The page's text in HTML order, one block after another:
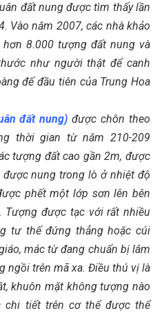
đất nung được tìm thấy lần
Vào năm 2007, các nhà khảo
8.000 tượng đất nung và
như người thật để canh
đế đầu tiên của Trung Hoa
đất nung) được chôn theo
thời gian từ năm 210-209
tượng đất cao gần 2m, được
nung trong lò ở nhiệt độ
phết một lớp sơn lên bên
Tượng được tạc với rất nhiều
tư thế đứng thẳng hoặc cúi
mác từ đang chuẩn bị lâm
ngồi trên mã xa. Điều thú vị là
khuôn mặt không tượng nào
chi tiết trên cơ thể được thể